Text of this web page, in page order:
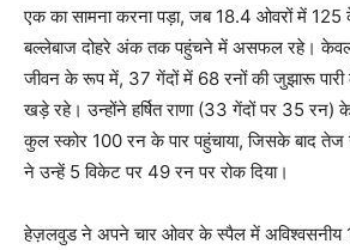
एक का सामना करना पड़ा, जब 18.4 ओवरों में
बल्लेबाज दोहरे अंक तक पहुंचने में असफल रहे।
जीवन के रूप में, 37 गेंदों में 68 रनों की जुझारू
खड़े रहे। उन्होंने हर्षित राणा (33 गेंदों पर 35
कुल स्कोर 100 रन के पार पहुंचाया, जिसके बाद
ने उन्हें 5 विकेट पर 49 रन पर रोक दिया।
हेज़लवुड ने अपने चार ओवर के स्पैल में अविश्वसनीय